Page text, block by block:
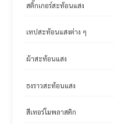
สติ๊กเกอร์สะท้อนแสง
เทปสะท้อนแสงต่าง ๆ
ผ้าสะท้อนแสง
ธงราวสะท้อนแสง
สีเทอร์โมพลาสติก